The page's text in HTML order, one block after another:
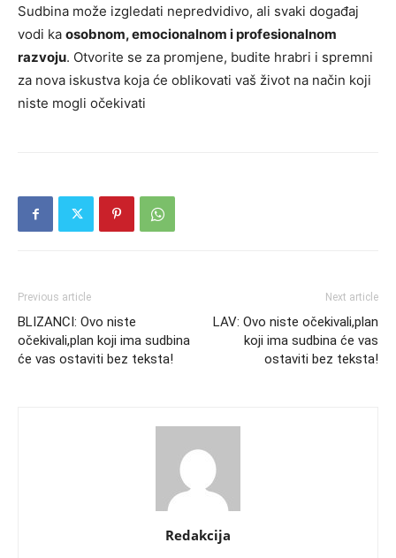
Sudbina može izgledati nepredvidivo, ali svaki događaj
vodi ka osobnom, emocionalnom i profesionalnom
razvoju. Otvorite se za promjene, budite hrabri i spremni
za nova iskustva koja će oblikovati vaš život na način koji
niste mogli očekivati
Previous article
BLIZANCI: Ovo niste
očekivali,plan koji ima sudbina
će vas ostaviti bez teksta!
Next article
LAV: Ovo niste očekivali,plan
koji ima sudbina će vas
ostaviti bez teksta!
Redakcija